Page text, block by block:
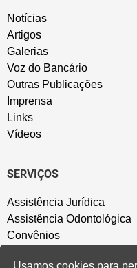
Notícias
Artigos
Galerias
Voz do Bancário
Outras Publicações
Imprensa
Links
Vídeos
SERVIÇOS
Assistência Jurídica
Assistência Odontológica
Convênios
Usamos cookies para